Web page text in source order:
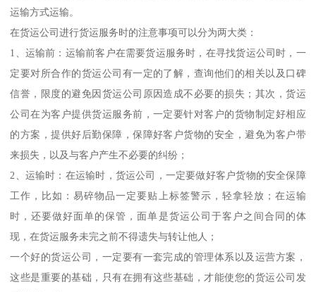
运输方式运输。
在货运公司进行货运服务时的注意事项可以分为两大类：
1、运输前：运输前客户在需要货运服务时，在寻找货运公司时，一
定要对所合作的货运公司有一定的了解，查询他们的相关以及口碑
信誉，限度的避免因货运公司原因造成不必要的损失；其次，货运
公司在为客户提供货运服务前，一定要针对客户的货物制定好相应
的方案，提供好后勤保障，保障好客户货物的安全，避免为客户带
来损失，以及与客户产生不必要的纠纷；
2、运输时：在运输时，货运公司，一定要做好客户货物的安全保障
工作，比如：易碎物品一定要贴上标签警示，轻拿轻放；在运输
时，还要做好面单的保管，面单是货运公司于客户之间合同的体
现，在货运服务未完之前不得遗失与转让他人；
一个好的货运公司，一定要有一套完成的管理体系以及运营方案，
这些是重要的基础，只有在拥有这些基础，才能使您的货运公司发